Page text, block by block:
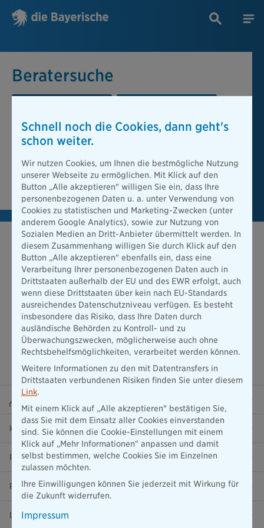
Beratersuche
Beratersuche
PLZ oder Ort
Berater finden
Karriere
Presse
Ratgeber
Lob & Kritik
Schnell noch die Cookies, dann geht's
schon weiter.
Wir nutzen Cookies, um Ihnen die bestmögliche Nutzung
unserer Webseite zu ermöglichen. Mit Klick auf den
Button „Alle akzeptieren" willigen Sie ein, dass Ihre
personenbezogenen Daten u. a. unter Verwendung von
Cookies zu statistischen und Marketing-Zwecken (unter
anderem Google Analytics), sowie zur Nutzung von
Sozialen Medien an Dritt-Anbieter übermittelt werden. In
diesem Zusammenhang willigen Sie durch Klick auf den
Button „Alle akzeptieren" ebenfalls ein, dass eine
Verarbeitung Ihrer personenbezogenen Daten auch in
Drittstaaten außerhalb der EU und des EWR erfolgt, auch
wenn diese Drittstaaten über kein nach EU-Standards
ausreichendes Datenschutzniveau verfügen. Es besteht
insbesondere das Risiko, dass Ihre Daten durch
ausländische Behörden zu Kontroll- und zu
Überwachungszwecken, möglicherweise auch ohne
Rechtsbehelfsmöglichkeiten, verarbeitet werden können.
Weitere Informationen zu den mit Datentransfers in
Drittstaaten verbundenen Risiken finden Sie unter diesem
Link.
Mit einem Klick auf „Alle akzeptieren" bestätigen Sie,
dass Sie mit dem Einsatz aller Cookies einverstanden
sind. Sie können die Cookie-Einstellungen mit einem
Klick auf „Mehr Informationen" anpassen und damit
selbst bestimmen, welche Cookies Sie im Einzelnen
zulassen möchten.
Ihre Einwilligungen können Sie jederzeit mit Wirkung für
die Zukunft widerrufen.
Impressum